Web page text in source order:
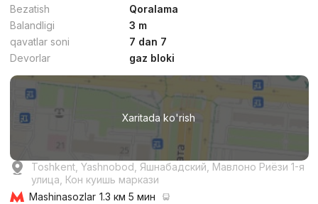
Bezatish
Qoralama
Balandligi
3 m
qavatlar soni
7 dan 7
Devorlar
gaz bloki
Xaritada ko'rish
Toshkent, Yashnobod, Яшнабадский, Мавлоно Риёзи 1-я
улица, Кон куишь маркази
Mashinasozlar 1.3 км 5 мин